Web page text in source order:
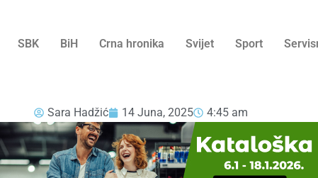
SBK BiH Crna hronika Svijet Sport
Sara Hadžić 14 Juna, 2025 4:45 am